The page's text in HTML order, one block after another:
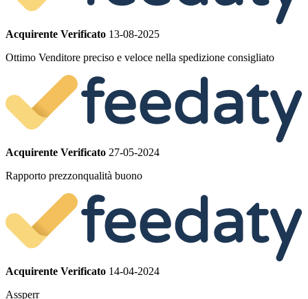
Acquirente Verificato 13-08-2025
Ottimo Venditore preciso e veloce nella spedizione consigliato
Acquirente Verificato 27-05-2024
Rapporto prezzonqualità buono
Acquirente Verificato 14-04-2024
Assperr